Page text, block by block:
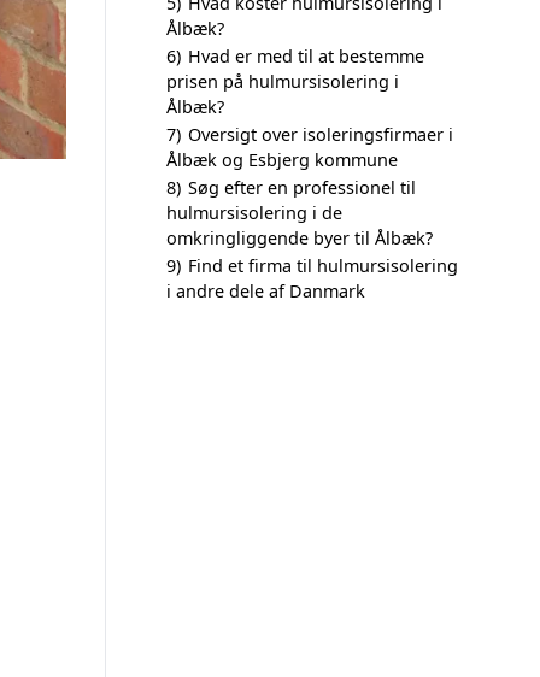
Ålbæk?
6) Hvad er med til at bestemme
prisen på hulmursisolering i
Ålbæk?
7) Oversigt over isoleringsfirmaer i
Ålbæk og Esbjerg kommune
8) Søg efter en professionel til
hulmursisolering i de
omkringliggende byer til Ålbæk?
9) Find et firma til hulmursisolering
i andre dele af Danmark